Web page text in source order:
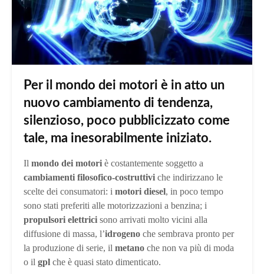
Per il mondo dei motori è in atto un
nuovo cambiamento di tendenza,
silenzioso, poco pubblicizzato come
tale, ma inesorabilmente iniziato.
Il mondo dei motori è costantemente soggetto a
cambiamenti filosofico-costruttivi che indirizzano le
scelte dei consumatori: i motori diesel, in poco tempo
sono stati preferiti alle motorizzazioni a benzina; i
propulsori elettrici sono arrivati molto vicini alla
diffusione di massa, l’idrogeno che sembrava pronto per
la produzione di serie, il metano che non va più di moda
o il gpl che è quasi stato dimenticato.